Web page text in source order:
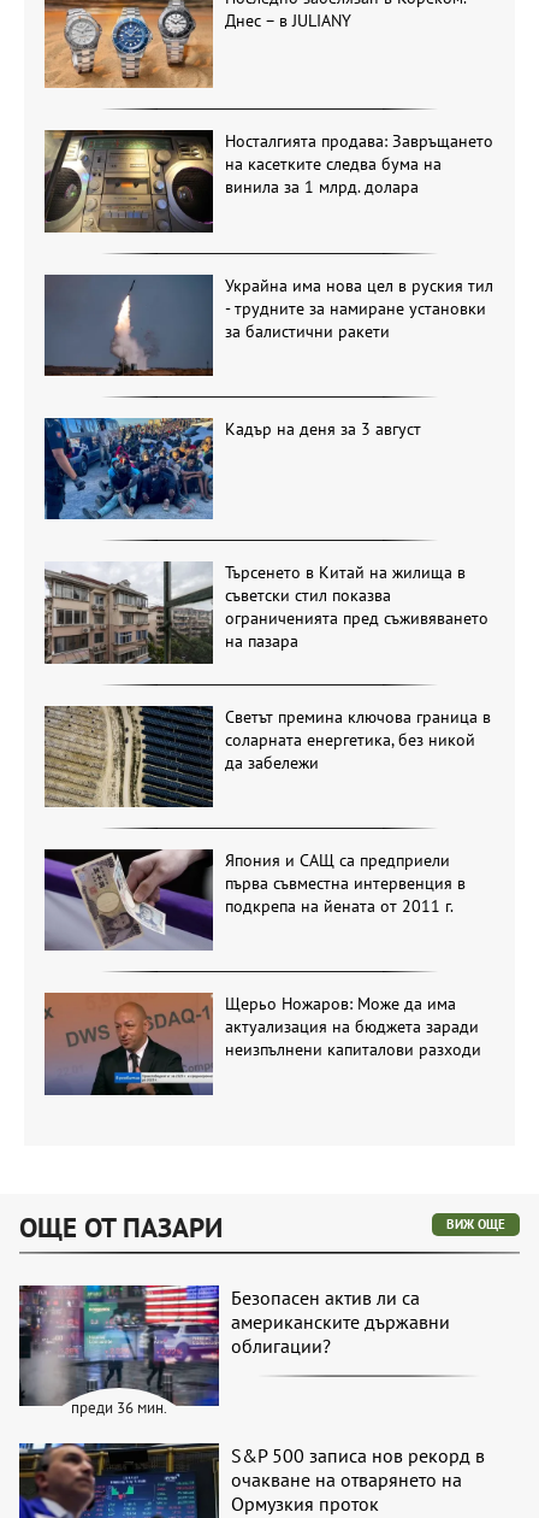
Днес – в JULIANY
Носталгията продава: Завръщането
на касетките следва бума на
винила за 1 млрд. долара
Украйна има нова цел в руския тил
- трудните за намиране установки
за балистични ракети
Кадър на деня за 3 август
Търсенето в Китай на жилища в
съветски стил показва
ограниченията пред съживяването
на пазара
Светът премина ключова граница в
соларната енергетика, без никой
да забележи
Япония и САЩ са предприели
първа съвместна интервенция в
подкрепа на йената от 2011 г.
Щерьо Ножаров: Може да има
актуализация на бюджета заради
неизпълнени капиталови разходи
ОЩЕ ОТ ПАЗАРИ ВИЖ ОЩЕ
преди 36 мин.
Безопасен актив ли са
американските държавни
облигации?
S&P 500 записа нов рекорд в
очакване на отварянето на
Ормузкия проток